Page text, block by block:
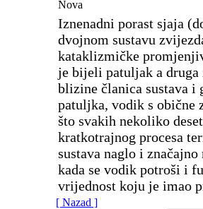
Nova
Iznenadni porast sjaja
dvojnom sustavu
kataklizmičke
je bijeli patuljak a druga
blizine članica sustava
patuljka, vodik s obične
što svakih nekoliko
kratkotrajnog procesa
sustava naglo i
kada se vodik potroši i
vrijednost koju je imao
[ Nazad ]